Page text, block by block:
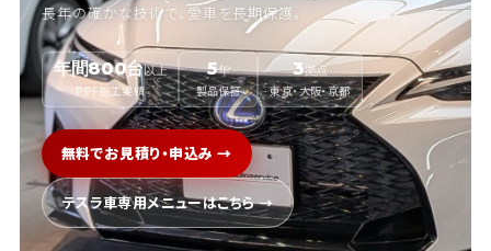
長年の確かな技術で、愛車を長期保護。
年間800台以上
PPF施工実績
5年
製品保証
3拠点
東京・大阪・京都
無料でお見積り・申込み →
テスラ車専用メニューはこちら →